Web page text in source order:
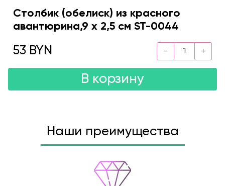
Столбик (обелиск) из красного
авантюрина,9 х 2,5 см ST-0044
53 BYN
В корзину
Наши преимущества